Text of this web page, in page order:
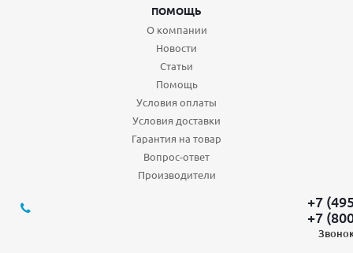
ПОМОЩЬ
О компании
Новости
Статьи
Помощь
Условия оплаты
Условия доставки
Гарантия на товар
Вопрос-ответ
Производители
+7
+7